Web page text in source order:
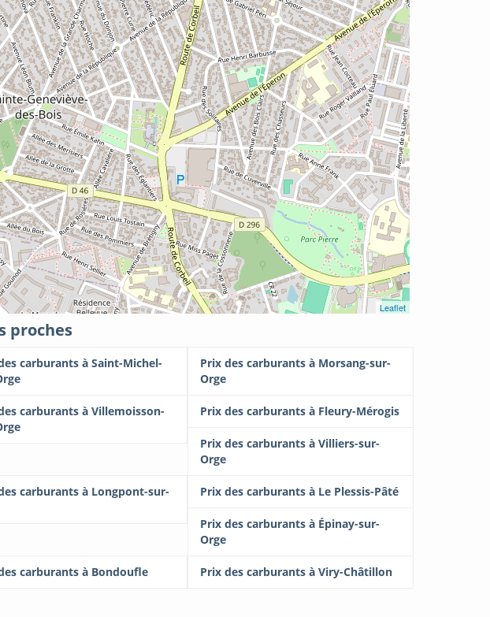
Leaflet
proches
carburants à Saint-Michel-
Prix des carburants à Morsang-sur-
Orge
carburants à Villemoisson-
Prix des carburants à Fleury-Mérogis
Prix des carburants à Villiers-sur-
Orge
carburants à Longpont-sur-
Prix des carburants à Le Plessis-Pâté
Prix des carburants à Épinay-sur-
Orge
carburants à Bondoufle Prix des carburants à Viry-Châtillon